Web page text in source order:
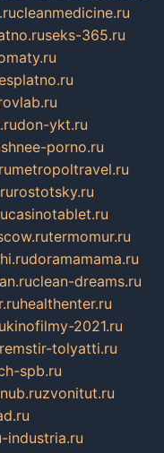
cleanmedicine.ru
seks-365.ru
don-ykt.ru
porno.ru
metropoltravel.ru
rostotsky.ru
casinotablet.ru
termomur.ru
doramamama.ru
clean-dreams.ru
healthenter.ru
kinofilmy-2021.ru
remstir-tolyatti.ru
spb.ru
zvonitut.ru
industria.ru